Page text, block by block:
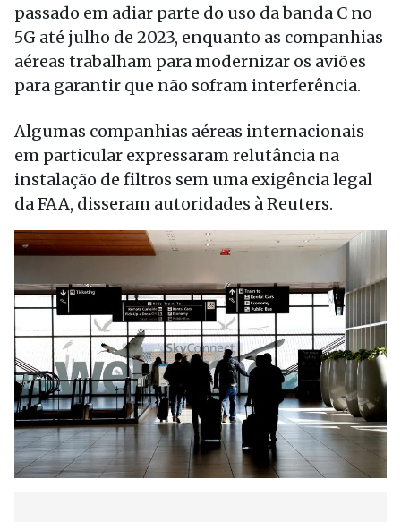
passado em adiar parte do uso da banda C no
5G até julho de 2023, enquanto as companhias
aéreas trabalham para modernizar os aviões
para garantir que não sofram interferência.
Algumas companhias aéreas internacionais
em particular expressaram relutância na
instalação de filtros sem uma exigência legal
da FAA, disseram autoridades à Reuters.